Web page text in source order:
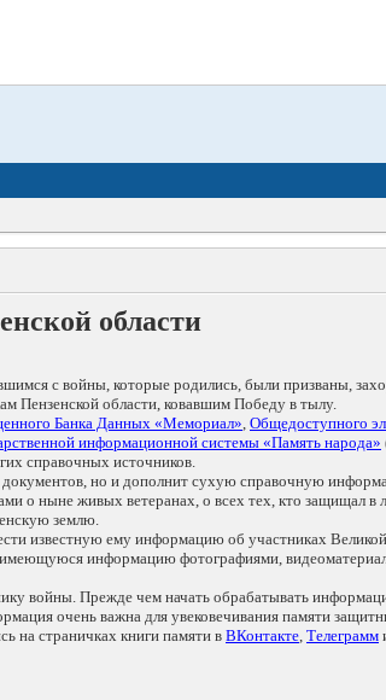
области
с войны, которые родились, были призваны,
Пензенской области, ковавшим Победу в тылу.
Банка Данных «Мемориал», Общедоступного
информационной системы «Память народа»
справочных источников.
документов, но и дополнит сухую справочную
о ныне живых ветеранах, о всех тех, кто защищал в
землю.
известную ему информацию об участниках
информацию фотографиями,
войны. Прежде чем начать обрабатывать
очень важна для увековечивания памяти
на страничках книги памяти в ВКонтакте, Телеграмм